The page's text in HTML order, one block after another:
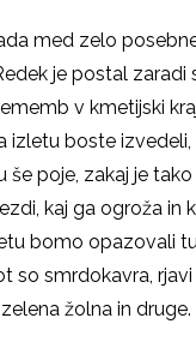
med zelo
je postal zaradi
v kmetijski
izletu boste izvedeli,
še poje, zakaj je
kaj ga ogroža in
bomo opazovali
so smrdokavra, rjavi
žolna in druge.